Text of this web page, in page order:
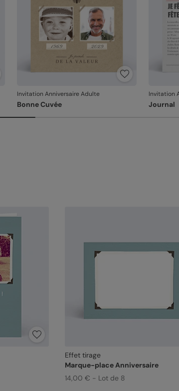
Invitation Anniversaire Adulte
Bonne Cuvée
Invitation
Journal
Effet tirage
Marque-place Anniversaire
14,00 € - Lot de 8